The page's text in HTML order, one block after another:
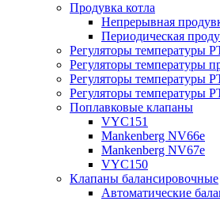
Продувка котла
Непрерывная
Периодическая
Регуляторы температуры
Регуляторы температуры
Регуляторы температуры
Регуляторы температуры
Поплавковые клапаны
VYC151
Mankenberg NV66e
Mankenberg NV67e
VYC150
Клапаны балансировочные
Автоматические